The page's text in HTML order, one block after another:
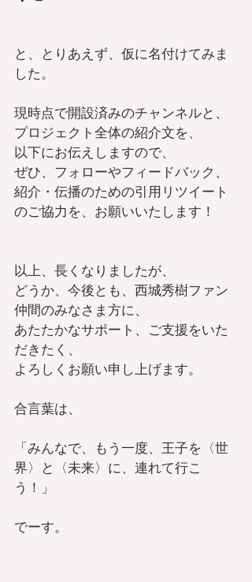
と、とりあえず、仮に名付けてみま
した。
現時点で開設済みのチャンネルと、
プロジェクト全体の紹介文を、
以下にお伝えしますので、
ぜひ、フォローやフィードバック、
紹介・伝播のための引用リツイート
のご協力を、お願いいたします！
以上、長くなりましたが、
どうか、今後とも、西城秀樹ファン
仲間のみなさま方に、
あたたかなサポート、ご支援をいた
だきたく、
よろしくお願い申し上げます。
合言葉は、
「みんなで、もう一度、王子を〈世
界〉と〈未来〉に、連れて行こ
う！」
でーす。